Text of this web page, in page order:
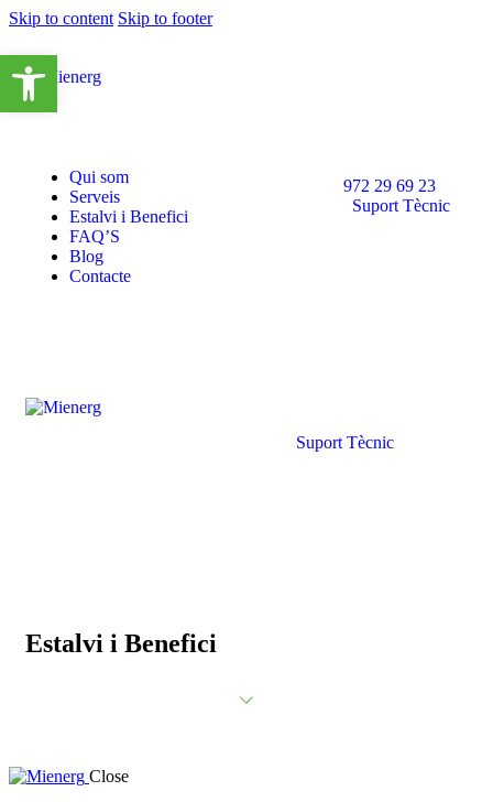
Skip to content Skip to footer
Qui som
Serveis
Estalvi i Benefici
FAQ’S
Blog
Contacte
972 29 69 23
Suport Tècnic
Suport Tècnic
Estalvi i Benefici
Close
Obre la barra d'eines